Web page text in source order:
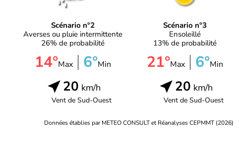
Scénario n°2
Averses ou pluie intermittente
26% de probabilité
14°Max 6°Min
20 km/h
Vent deSud-Ouest
Scénario n°3
Ensoleillé
13% de probabilité
21°Max 6°Min
20 km/h
Vent deSud-Ouest
Données établies par METEO CONSULT et Réanalyses CEPMMT (2026)